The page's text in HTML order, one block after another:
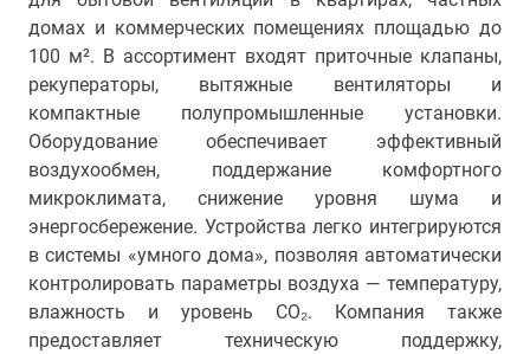
домах и коммерческих помещениях площадью до
100 м². В ассортимент входят приточные клапаны,
рекуператоры, вытяжные вентиляторы и
компактные полупромышленные установки.
Оборудование обеспечивает эффективный
воздухообмен, поддержание комфортного
микроклимата, снижение уровня шума и
энергосбережение. Устройства легко интегрируются
в системы «умного дома», позволяя автоматически
контролировать параметры воздуха — температуру,
влажность и уровень CO₂. Компания также
предоставляет техническую поддержку,